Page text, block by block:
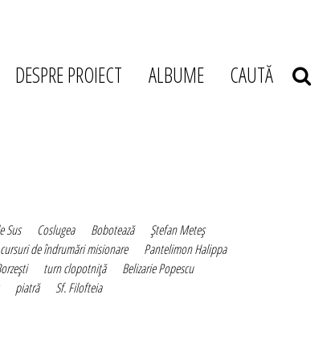
DESPRE PROIECT ALBUME CAUTĂ
Sus Coslugea Bobotează
Ştefan Meteş
cursuri de îndrumări misionare
Pantelimon Halippa
turn clopotniţă
Belizarie Popescu
piatră Sf. Filofteia